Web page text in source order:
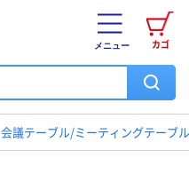
カゴ
メニュー
会議テーブル/ミーティングテーブル